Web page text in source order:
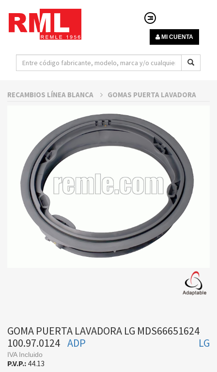
MI CUENTA
RECAMBIOS LÍNEA BLANCA GOMAS PUERTA LAVADORA
GOMA PUERTA LAVADORA LG MDS66651624
100.97.0124
LG
ADP
IVA Incluido
P.V.P.: 44.13